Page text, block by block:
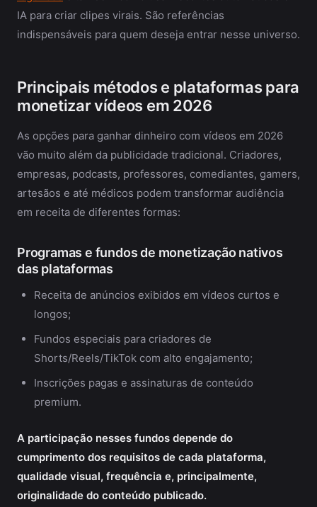
IA para criar clipes virais. São referências
indispensáveis para quem deseja entrar nesse universo.
Principais métodos e plataformas para
monetizar vídeos em 2026
As opções para ganhar dinheiro com vídeos em 2026
vão muito além da publicidade tradicional. Criadores,
empresas, podcasts, professores, comediantes, gamers,
artesãos e até médicos podem transformar audiência
em receita de diferentes formas:
Programas e fundos de monetização nativos
das plataformas
Receita de anúncios exibidos em vídeos curtos e
longos;
Fundos especiais para criadores de
Shorts/Reels/TikTok com alto engajamento;
Inscrições pagas e assinaturas de conteúdo
premium.
A participação nesses fundos depende do
cumprimento dos requisitos de cada plataforma,
qualidade visual, frequência e, principalmente,
originalidade do conteúdo publicado.